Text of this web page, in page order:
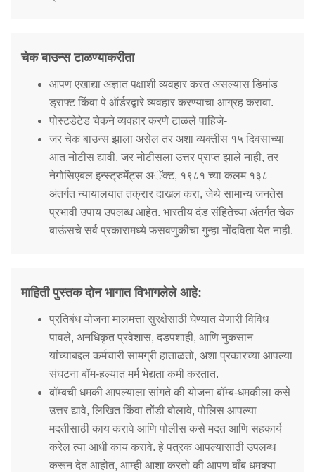
चेक बाउन्स टाळण्याकरीता
आपण एखाद्या अज्ञात पक्षाशी व्यवहार करत असल्यास डिमांड
ड्राफ्ट किंवा पे ऑर्डरद्वारे व्यवहार करण्याचा आग्रह करावा.
पोस्टडेटेड चेकने व्यवहार करणे टाळले पाहिजे-
जर चेक बाउन्स झाला असेल तर अशा व्यक्तीस १५ दिवसाच्या
आत नोटीस द्यावी. जर नोटीसला उत्तर प्राप्त झाले नाही, तर
नेगोसिएबल इन्स्ट्रुमेंट्स अॅक्ट, १९८१ च्या कलम १३८
अंतर्गत न्यायालयात तक्रार दाखल करा, जेथे सामान्य जनतेस
प्रभावी उपाय उपलब्ध आहेत. भारतीय दंड संहितेच्या अंतर्गत चेक
बाऊंसचे सर्व प्रकारामध्ये फसवणुकीचा गुन्हा नोंदविता येत नाही.
माहिती पुस्तक दोन भागात विभागलेले आहे:
प्रतिबंध योजना मालमत्ता सुरक्षेसाठी घेण्यात येणारी विविध
पावले, अनधिकृत प्रवेशास, दडपशाही, आणि नुकसान
यांच्याबद्दल कर्मचारी सामग्री हाताळतो, अशा प्रकारच्या आपल्या
संघटना बॉम-हल्यात मर्म भेद्यता कमी करतात.
बॉम्बची धमकी आपल्याला सांगते की योजना बॉम्ब-धमकीला कसे
उत्तर द्यावे, लिखित किंवा तोंडी बोलावे, पोलिस आपल्या
मदतीसाठी काय करावे आणि पोलीस कसे मदत आणि सहकार्य
करेल त्या आधी काय करावे. हे पत्रक आपल्यासाठी उपलब्ध
करून देत आहोत, आम्ही आशा करतो की आपण बॉंब धमक्या